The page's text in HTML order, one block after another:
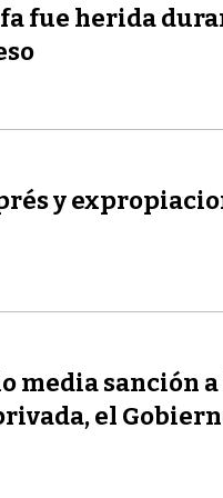
fue herida
y
media sanción
el